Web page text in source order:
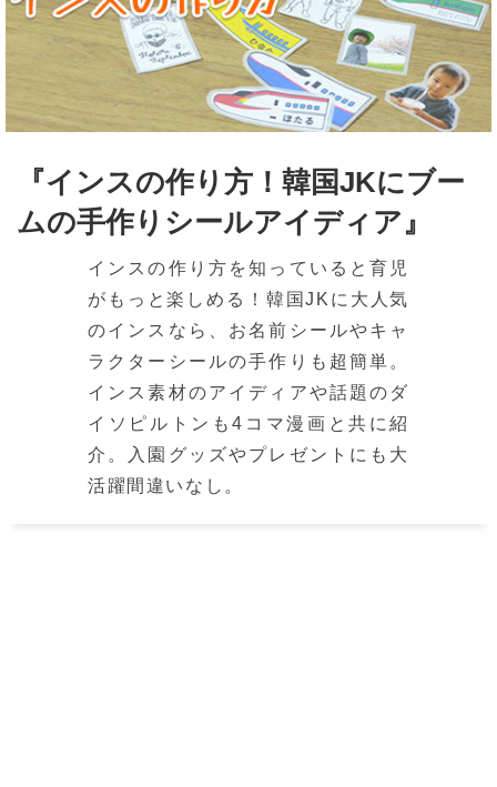
『インスの作り方！韓国JKにブー
ムの手作りシールアイディア』
インスの作り方を知っていると育児
がもっと楽しめる！韓国JKに大人気
のインスなら、お名前シールやキャ
ラクターシールの手作りも超簡単。
インス素材のアイディアや話題のダ
イソピルトンも4コマ漫画と共に紹
介。入園グッズやプレゼントにも大
活躍間違いなし。